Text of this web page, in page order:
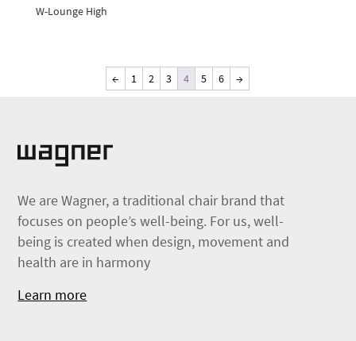
W-Lounge High
← 1 2 3 4 5 6 →
We are Wagner, a traditional chair brand that
focuses on people’s well-being. For us, well-
being is created when design, movement and
health are in harmony
Learn more